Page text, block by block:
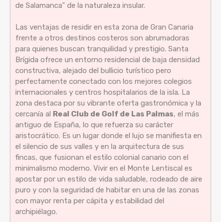
de Salamanca" de la naturaleza insular.
Las ventajas de residir en esta zona de Gran Canaria
frente a otros destinos costeros son abrumadoras
para quienes buscan tranquilidad y prestigio. Santa
Brígida ofrece un entorno residencial de baja densidad
constructiva, alejado del bullicio turístico pero
perfectamente conectado con los mejores colegios
internacionales y centros hospitalarios de la isla. La
zona destaca por su vibrante oferta gastronómica y la
cercanía al Real Club de Golf de Las Palmas, el más
antiguo de España, lo que refuerza su carácter
aristocrático. Es un lugar donde el lujo se manifiesta en
el silencio de sus valles y en la arquitectura de sus
fincas, que fusionan el estilo colonial canario con el
minimalismo moderno. Vivir en el Monte Lentiscal es
apostar por un estilo de vida saludable, rodeado de aire
puro y con la seguridad de habitar en una de las zonas
con mayor renta per cápita y estabilidad del
archipiélago.